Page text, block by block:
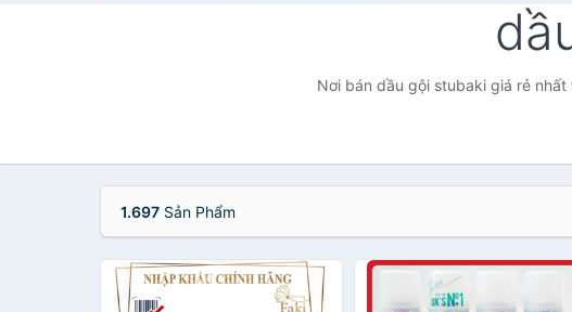
Nơi bán dầu gội stubaki giá rẻ
1.697 Sản Phẩm